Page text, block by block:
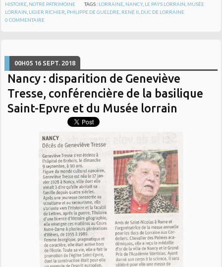
HISTOIRE NOTRE PATRIMOINE TAGS : LORRAINE NANCY, LE PAYS LORRAIN MUSÉE
LORRAIN LIGIER RICHIER PHILIPPE DE GUELDRE RENÉ II DUC DE LORRAINE
0 COMMENTAIRE
00H05 16 SEPT. 2018
Nancy : disparition de Geneviève
Tresse, conférencière de la basilique
Saint-Epvre et du Musée lorrain